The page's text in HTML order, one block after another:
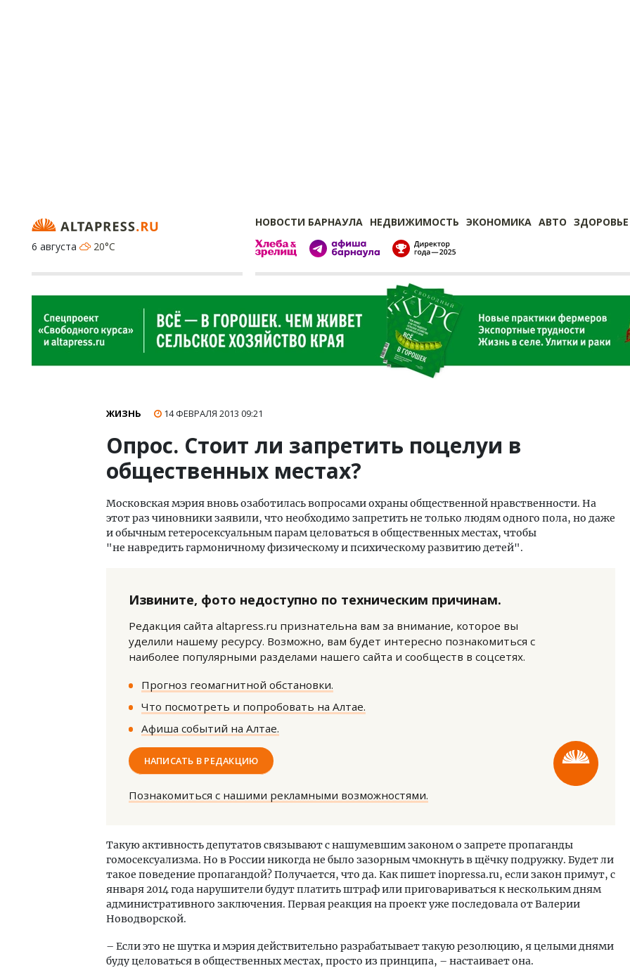
НОВОСТИ БАРНАУЛА НЕДВИЖИМОСТЬ ЭКОНОМИКА АВТО ЗДОРОВЬЕ
6 августа
20°C
ЖИЗНЬ 14 ФЕВРАЛЯ 2013 09:21
Опрос. Стоит ли запретить поцелуи в
общественных местах?
Московская мэрия вновь озаботилась вопросами охраны общественной нравственности. На
этот раз чиновники заявили, что необходимо запретить не только людям одного пола, но даже
и обычным гетеросексуальным парам целоваться в общественных местах, чтобы
"не навредить гармоничному физическому и психическому развитию детей".
Извините, фото недоступно по техническим причинам.
Редакция сайта altapress.ru признательна вам за внимание, которое вы
уделили нашему ресурсу. Возможно, вам будет интересно познакомиться с
наиболее популярными разделами нашего сайта и сообществ в соцсетях.
Прогноз геомагнитной обстановки.
Что посмотреть и попробовать на Алтае.
Афиша событий на Алтае.
НАПИСАТЬ В РЕДАКЦИЮ
Познакомиться с нашими рекламными возможностями.
Такую активность депутатов связывают с нашумевшим законом о запрете пропаганды
гомосексуализма. Но в России никогда не было зазорным чмокнуть в щёчку подружку. Будет ли
такое поведение пропагандой? Получается, что да. Как пишет inopressa.ru, если закон примут, с
января 2014 года нарушители будут платить штраф или приговариваться к нескольким дням
административного заключения. Первая реакция на проект уже последовала от Валерии
Новодворской.
– Если это не шутка и мэрия действительно разрабатывает такую резолюцию, я целыми днями
буду целоваться в общественных местах, просто из принципа, – настаивает она.
трендах в фасадах и развитии рынка
Двухуровневые номера и
Каким будет новый бутик-
«Белкур» в Белокурихе